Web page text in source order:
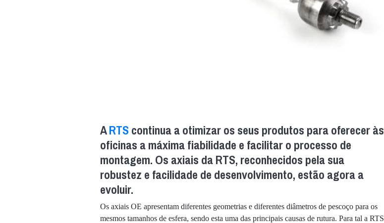
ARTS continua a otimizar os seus produtos para oferecer às
oficinas a máxima fiabilidade e facilitar o processo de
montagem. Os axiais da RTS, reconhecidos pela sua
robustez e facilidade de desenvolvimento, estão agora a
evoluir.
Os axiais OE apresentam diferentes geometrias e diferentes diâmetros de pescoço para os
mesmos tamanhos de esfera, sendo esta uma das principais causas de rutura. Para tal a RTS